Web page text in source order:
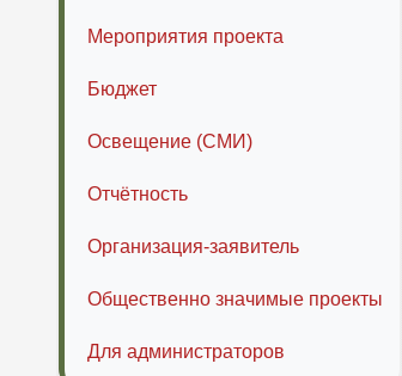
Мероприятия проекта
Бюджет
Освещение (СМИ)
Отчётность
Организация-заявитель
Общественно значимые проекты
Для администраторов